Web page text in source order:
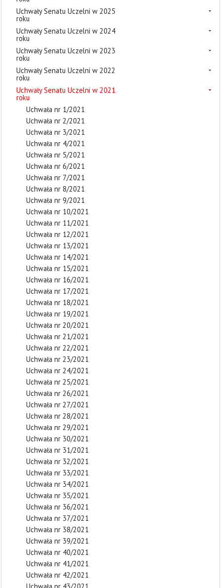
Uchwały Senatu Uczelni w 2025
roku
Uchwały Senatu Uczelni w 2024
roku
Uchwały Senatu Uczelni w 2023
roku
Uchwały Senatu Uczelni w 2022
roku
Uchwały Senatu Uczelni w 2021
roku
Uchwała nr 1/2021
Uchwała nr 2/2021
Uchwała nr 3/2021
Uchwała nr 4/2021
Uchwała nr 5/2021
Uchwała nr 6/2021
Uchwała nr 7/2021
Uchwała nr 8/2021
Uchwała nr 9/2021
Uchwała nr 10/2021
Uchwała nr 11/2021
Uchwała nr 12/2021
Uchwała nr 13/2021
Uchwała nr 14/2021
Uchwała nr 15/2021
Uchwała nr 16/2021
Uchwała nr 17/2021
Uchwała nr 18/2021
Uchwała nr 19/2021
Uchwała nr 20/2021
Uchwała nr 21/2021
Uchwała nr 22/2021
Uchwała nr 23/2021
Uchwała nr 24/2021
Uchwała nr 25/2021
Uchwała nr 26/2021
Uchwała nr 27/2021
Uchwała nr 28/2021
Uchwała nr 29/2021
Uchwała nr 30/2021
Uchwała nr 31/2021
Uchwała nr 32/2021
Uchwała nr 33/2021
Uchwała nr 34/2021
Uchwała nr 35/2021
Uchwała nr 36/2021
Uchwała nr 37/2021
Uchwała nr 38/2021
Uchwała nr 39/2021
Uchwała nr 40/2021
Uchwała nr 41/2021
Uchwała nr 42/2021